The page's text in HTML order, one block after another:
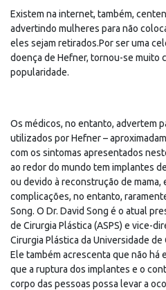
Existem na internet, também,
advertindo mulheres para não
eles sejam retirados.Por ser uma
doença de Hefner, tornou-se muito
popularidade.
Os médicos, no entanto, advertem
utilizados por Hefner –
com os sintomas apresentados
ao redor do mundo tem implantes
ou devido à reconstrução de mama,
complicações, no entanto,
Song. O Dr. David Song é o atual
de Cirurgia Plástica (ASPS) e vice-
Cirurgia Plástica da Universidade
Ele também acrescenta que não há
que a ruptura dos implantes e o
corpo das pessoas possa levar a